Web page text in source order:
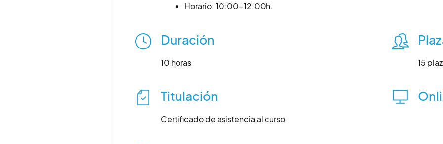
Horario: 10:00-12:00h.
Duración
10 horas 15
Titulación
Certificado de asistencia al curso